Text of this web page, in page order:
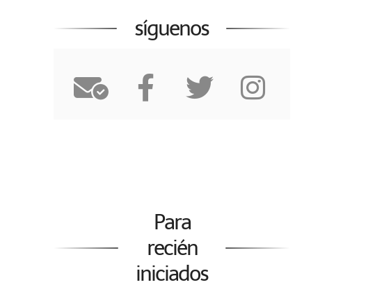
síguenos
Para
recién
iniciados